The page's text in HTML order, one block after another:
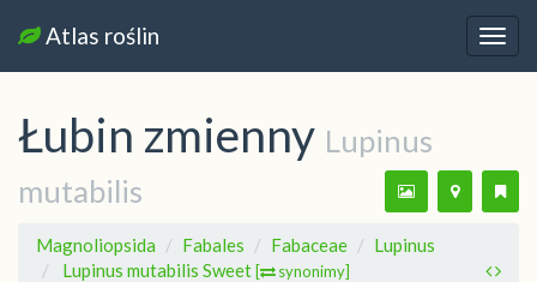
Atlas roślin
Łubin zmienny Lupinus
mutabilis
Magnoliopsida Fabales Fabaceae
Lupinus
Lupinus mutabilis Sweet[ synonimy]